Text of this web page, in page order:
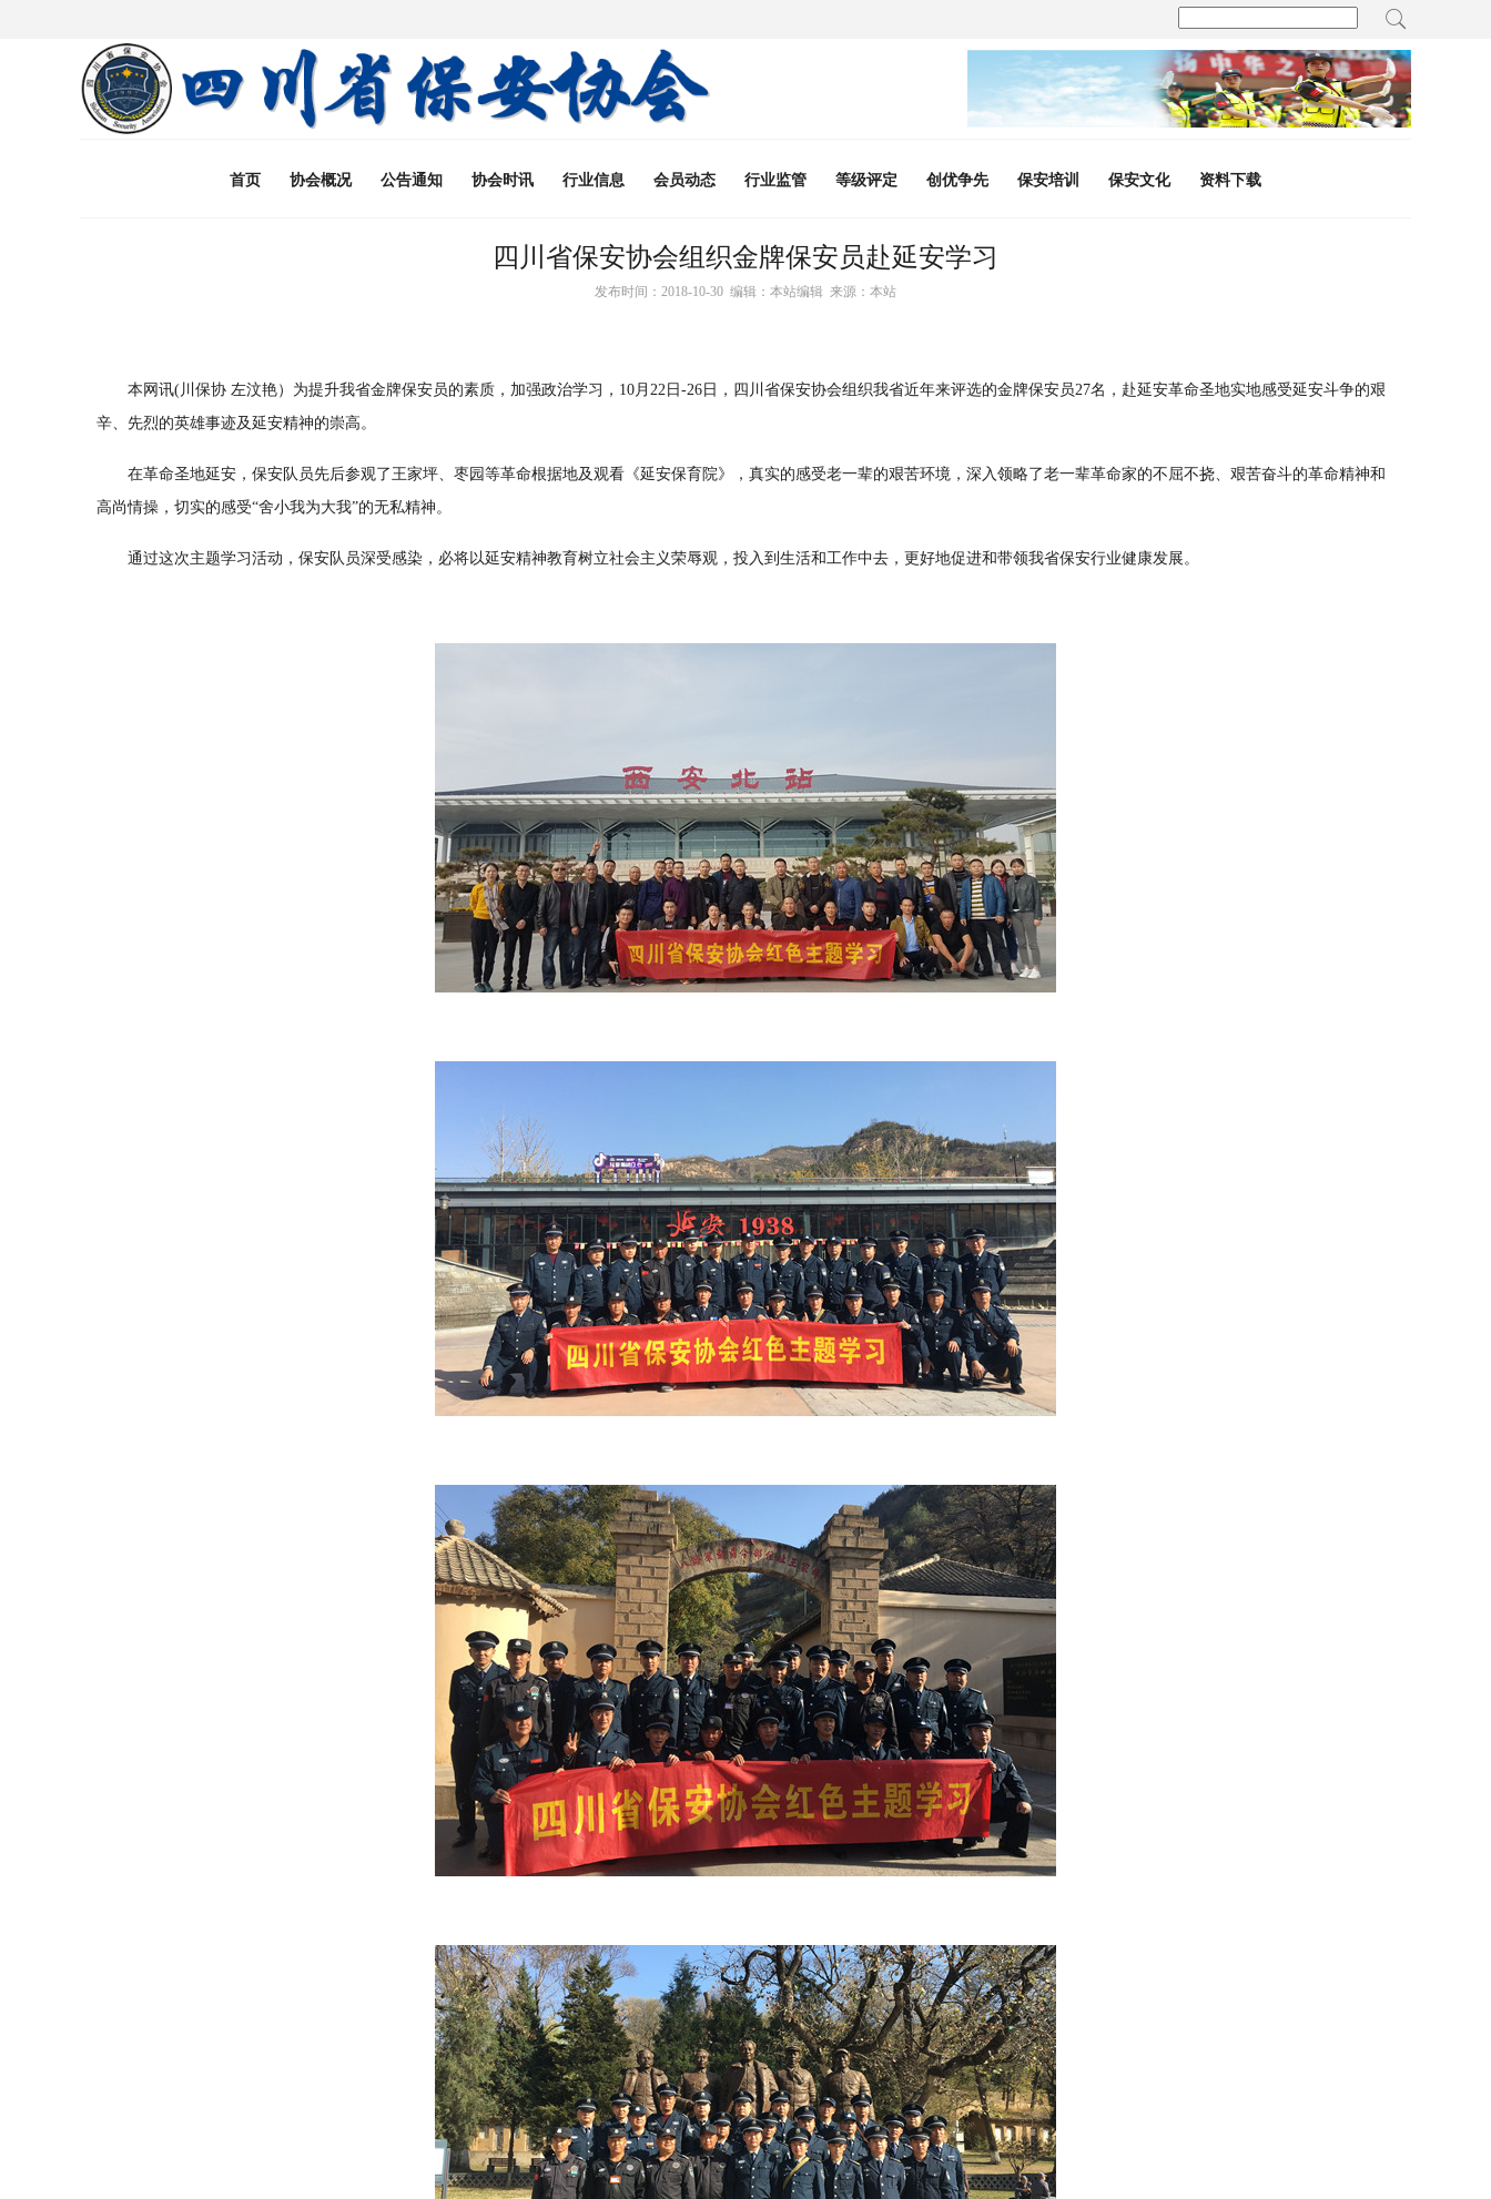
首页 协会概况 公告通知 协会时讯 行业信息 会员动态 行业监管 等级评定 创优争先 保安培训 保安文化 资料下载
四川省保安协会组织金牌保安员赴延安学习
发布时间：2018-10-30 编辑：本站编辑 来源：本站
本网讯(川保协 左汶艳） 为提升我省金牌保安员的素质，加强政治学习， 10月22日-26日，四川省保安协会组织我省近年来评选的金牌保安员27名，赴延安革命圣地实地感受延安斗争的艰
辛、先烈的英雄事迹及延安精神的崇高。
在革命圣地延安， 保安队员先后参观了王家坪、枣园等革命根据地及观看《延安保育院》，真实的感受老一辈的艰苦环境，深入领略了老一辈革命家的不屈不挠、艰苦奋斗的革命精神和
高尚情操，切实的感受“舍小我为大我”的无私精神。
通过这次主题学习活动，保安队员深受感染，必将以延安精神教育树立社会主义荣辱观，投入到生活和工作中去，更好地促进和带领我省保安行业健康发展。